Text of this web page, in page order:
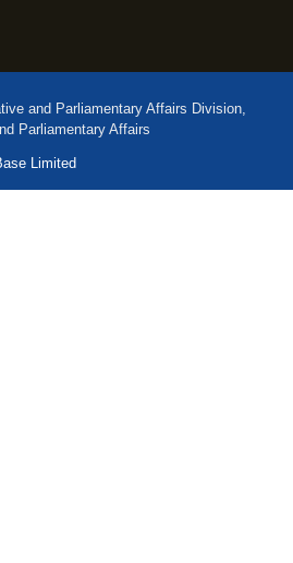
and Parliamentary Affairs Division,
Parliamentary Affairs
Limited